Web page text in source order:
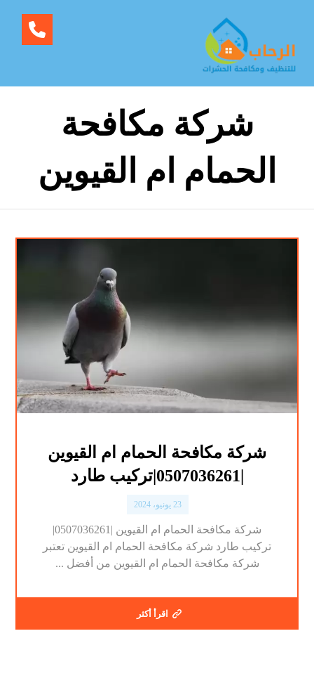
شركة مكافحة
الحمام ام القيوين
شركة مكافحة الحمام ام القيوين
23 يونيو، 2024
شركة مكافحة الحمام ام القيوين |0507036261|
تركيب طارد شركة مكافحة الحمام ام القيوين تعتبر
شركة مكافحة الحمام ام القيوين من أفضل ...
اقرأ أكثر